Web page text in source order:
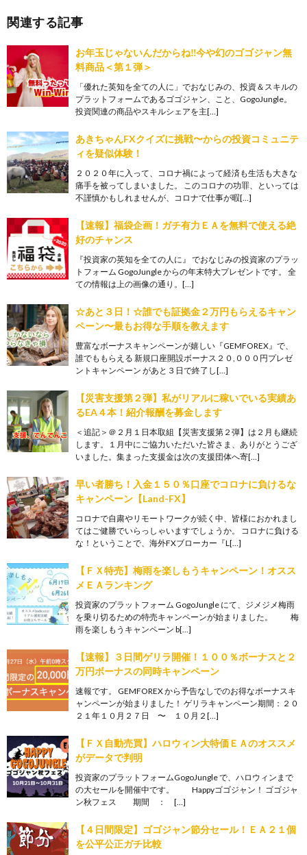
関連する記事
お年玉じゃないんだからね‼️今や幻のゴゴジャン無
料商品＜第１弾＞
「優れた英知を全ての人に」でおなじみの、投資＆スキルの
プラットフォームであるゴゴジャン、こと、GogoJungle。
投資関連の商品やスキルシェアを主[…]
あきちゃんFXクイズに挑戦〜からの投資コミュニテ
ィを疑似体験！
２０２０年に入って、コロナ禍によって経済も生活も大きな
痛手を被ってしまいました。 このコロナの功罪、といっては
不謹慎かもしれませんが、コロナで仕事が暇[…]
【速報】福袋企画！ガチ有力ＥＡを無料で使える絶
好のチャンス
『投資家の英知を全ての人に』 でおなじみの投資家のプラッ
トフォーム GogoJungle からの年末特大プレゼントです。 全
ての情報は上の画像の通り。[…]
☆あと３日！☆誰でも証拠金２万円もらえるキャン
ペーン〜最もお得な手順を教えます
豊富なボーナスキャンペーンが嬉しい『GEMFOREX』で、
誰でももらえる 新規口座開設ボーナス２０,０００円プレゼ
ントキャンペーン があと３日で終了し[…]
【災害支援第２弾】私がリアルに稼いでいる実績あ
るEA４本！紹介報酬を募金します
＜追記＞＠２月１日本取組【災害支援第２弾】は２月も継続
します。１月中にご協力いただいた皆さま、ありがとうござ
いました。集まった支援金は次の支援団体へ寄[…]
早い者勝ち！入金１５０％口座でコロナに負けるな
キャンペーン【Land-FX】
コロナで自粛やリモートワークが続く中、皆様におかれまし
てはご健勝でいらっしゃいますでしょうか。 コロナに負ける
な！ということで、海外FXブローカー『L[…]
【ＦＸ特売】梅雨を楽しもうキャンペーン！オスス
メＥＡランキング
投資家のプラットフォーム GogoJungle にて、ジメジメ梅雨
を乗り切るための特売キャンペーンが始まりました。 梅
雨を楽しもうキャンペーン b[…]
【速報】３日間ゲリラ開催！１００％ボーナスと２
万円ボーナスの同時キャンペーン
速報です。 GEMFOREX から予告なしでのお得なボーナスキ
ャンペーンが始まりました！ ゲリラキャンペーン期間：２０
２１年１０月２７日 〜 １０月２[…]
【ＦＸ自動売買】ハロウィン大特価ＥＡのオススメ
がデータで判明
投資家のプラットフォームGogoJungle で、ハロウィンまで
の大セールを開催中です。 Happyゴゴジャン！ ゴゴジャ
ン秋フェス 期間 ： […]
【４日間限定】ゴゴジャン節分セール！ＥＡ２１個
を公平公正ガチ比較